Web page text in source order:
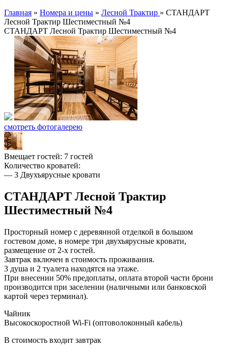
Главная » Номера и цены » Лесной Трактир » СТАНДАРТ
Лесной Трактир Шестиместный №4
СТАНДАРТ Лесной Трактир Шестиместный №4
смотреть фотогалерею
Вмещает гостей: 7 гостей
Количество кроватей:
— 3 Двухъярусные кровати
СТАНДАРТ Лесной Трактир
Шестиместный №4
Просторный номер с деревянной отделкой в большом
гостевом доме, в номере три двухъярусные кровати,
размещение от 2-х гостей.
Завтрак включен в стоимость проживания.
3 душа и 2 туалета находятся на этаже.
При внесении 50% предоплаты, оплата второй части брони
производится при заселении (наличными или банковской
картой через терминал).
Чайник
Высокоскоростной Wi-Fi (оптоволоконный кабель)
В стоимость входит завтрак